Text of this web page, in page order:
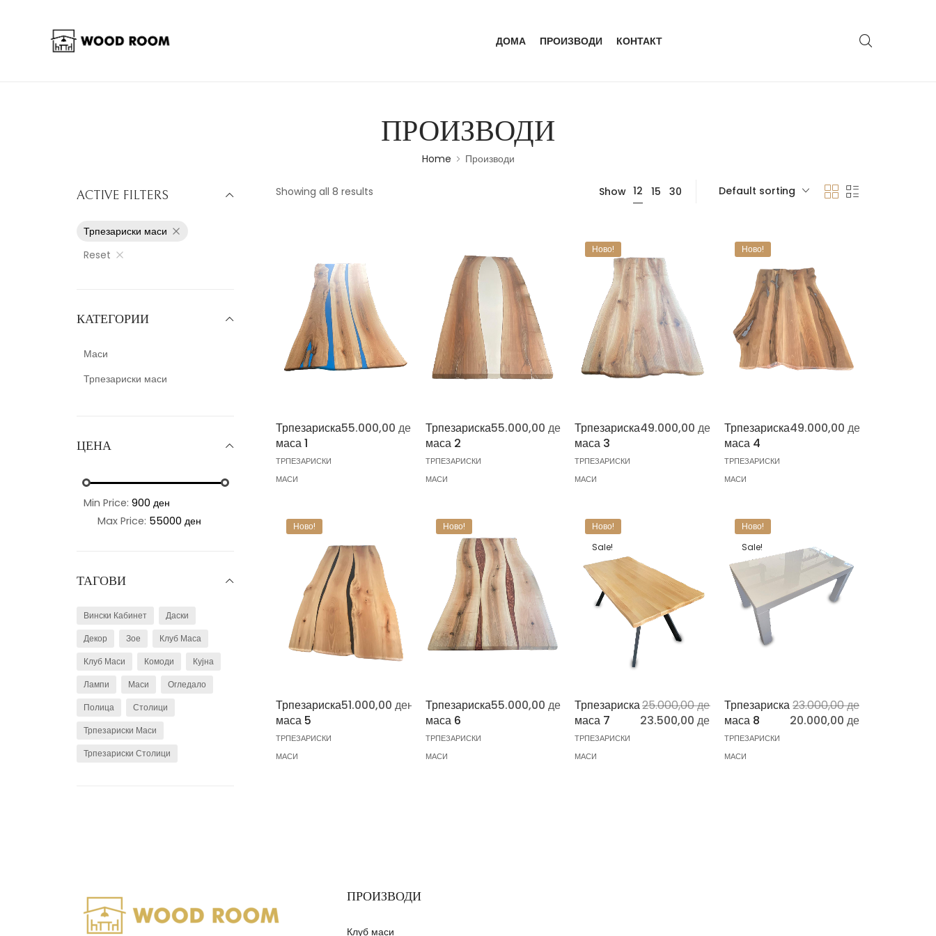
ДОМА ПРОИЗВОДИ КОНТАКТ
ПРОИЗВОДИ
Home Производи
ACTIVE FILTERS
Трпезариски маси
Reset
КАТЕГОРИИ
Маси
Трпезариски маси
ЦЕНА
Min Price: 900 ден
Max Price: 55000 ден
ТАГОВИ
Вински Кабинет
Даски
Декор
Зое
Клуб Маса
Клуб Маси
Комоди
Кујна
Лампи
Маси
Огледало
Полица
Столици
Трпезариски Маси
Трпезариски Столици
Showing all 8 results Show 12 15 30 Default sorting
Трпезариска
маса 1
ТРПЕЗАРИСКИ
МАСИ
55.000,00 ден
Трпезариска
маса 2
ТРПЕЗАРИСКИ
МАСИ
55.000,00 ден
Ново!
Трпезариска
маса 3
ТРПЕЗАРИСКИ
МАСИ
49.000,00 ден
Ново!
Трпезариска
маса 4
ТРПЕЗАРИСКИ
МАСИ
49.000,00 ден
Ново!
Трпезариска
маса 5
ТРПЕЗАРИСКИ
МАСИ
51.000,00 ден
Ново!
Трпезариска
маса 6
ТРПЕЗАРИСКИ
МАСИ
55.000,00 ден
Ново!
Sale!
Трпезариска
маса 7
ТРПЕЗАРИСКИ
МАСИ
25.000,00ден
23.500,00 ден
Ново!
Sale!
Трпезариска
маса 8
ТРПЕЗАРИСКИ
МАСИ
23.000,00ден
20.000,00 ден
ПРОИЗВОДИ
Клуб маси